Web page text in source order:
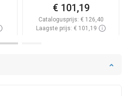
€ 101,19
Catalogusprijs: € 126,40
Laagste prijs: € 101,19